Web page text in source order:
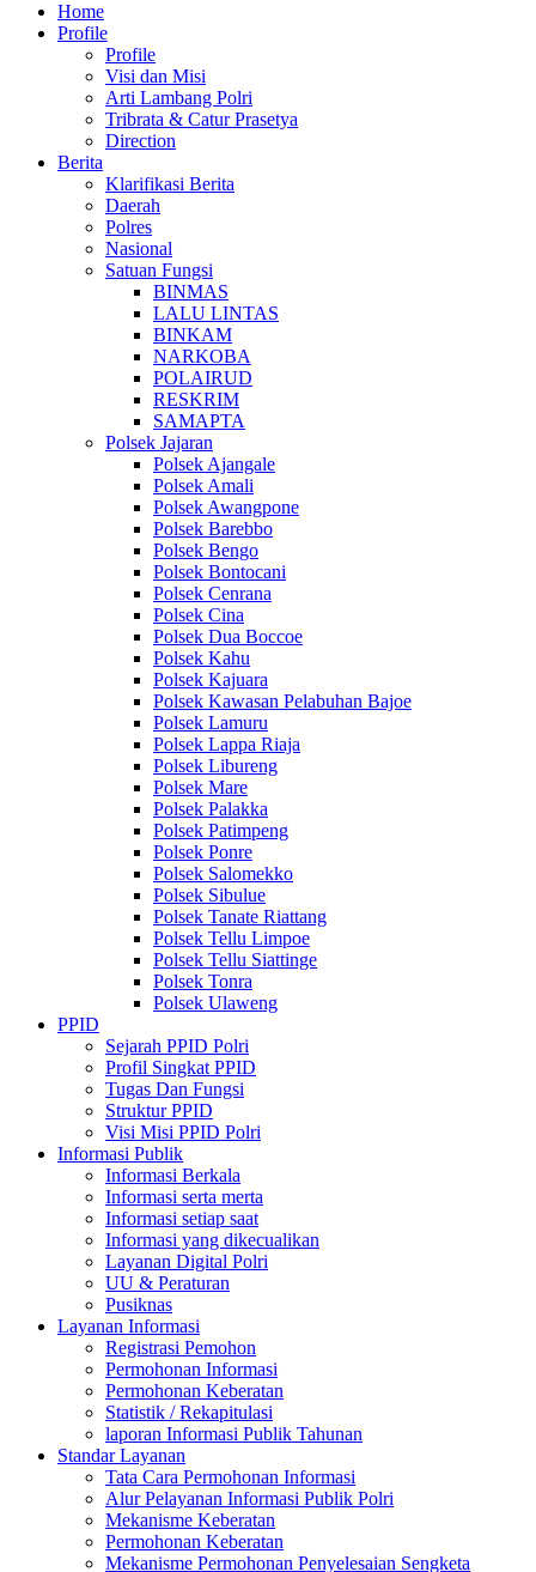
Home
Profile
Profile
Visi dan Misi
Arti Lambang Polri
Tribrata & Catur Prasetya
Direction
Berita
Klarifikasi Berita
Daerah
Polres
Nasional
Satuan Fungsi
BINMAS
LALU LINTAS
BINKAM
NARKOBA
POLAIRUD
RESKRIM
SAMAPTA
Polsek Jajaran
Polsek Ajangale
Polsek Amali
Polsek Awangpone
Polsek Barebbo
Polsek Bengo
Polsek Bontocani
Polsek Cenrana
Polsek Cina
Polsek Dua Boccoe
Polsek Kahu
Polsek Kajuara
Polsek Kawasan Pelabuhan Bajoe
Polsek Lamuru
Polsek Lappa Riaja
Polsek Libureng
Polsek Mare
Polsek Palakka
Polsek Patimpeng
Polsek Ponre
Polsek Salomekko
Polsek Sibulue
Polsek Tanate Riattang
Polsek Tellu Limpoe
Polsek Tellu Siattinge
Polsek Tonra
Polsek Ulaweng
PPID
Sejarah PPID Polri
Profil Singkat PPID
Tugas Dan Fungsi
Struktur PPID
Visi Misi PPID Polri
Informasi Publik
Informasi Berkala
Informasi serta merta
Informasi setiap saat
Informasi yang dikecualikan
Layanan Digital Polri
UU & Peraturan
Pusiknas
Layanan Informasi
Registrasi Pemohon
Permohonan Informasi
Permohonan Keberatan
Statistik / Rekapitulasi
laporan Informasi Publik Tahunan
Standar Layanan
Tata Cara Permohonan Informasi
Alur Pelayanan Informasi Publik Polri
Mekanisme Keberatan
Permohonan Keberatan
Mekanisme Permohonan Penyelesaian Sengketa